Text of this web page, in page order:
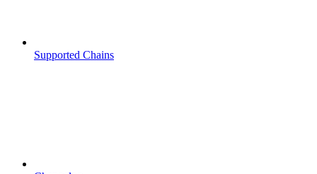
Supported Chains